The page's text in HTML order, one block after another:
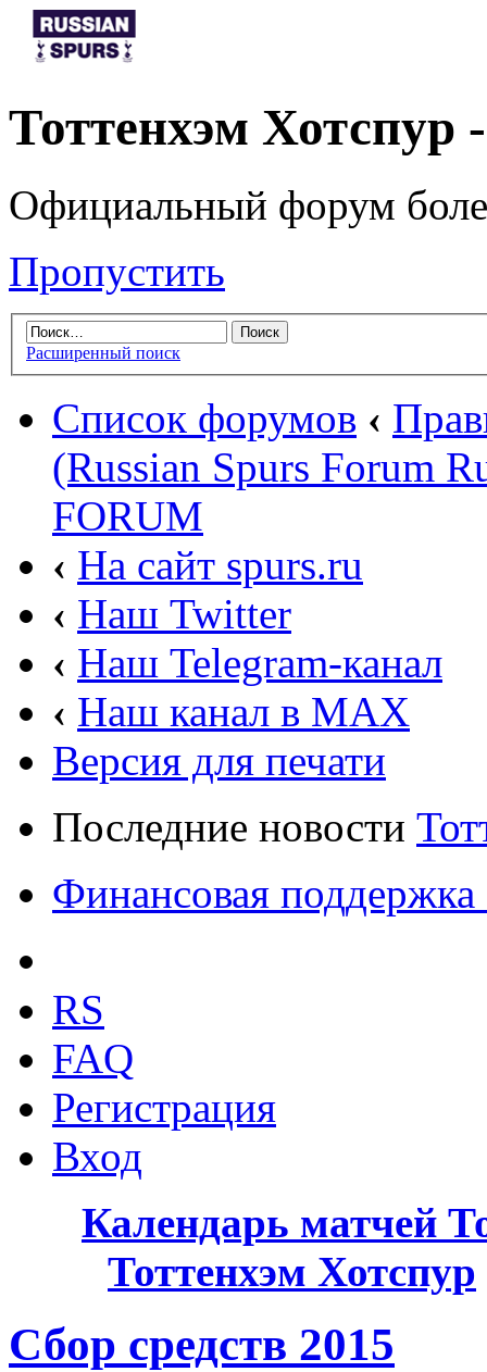
Тоттенхэм
Официальный форум
Пропустить
Расширенный поиск
Список форумов ‹
(Russian Spurs Forum
FORUM
‹ На сайт spurs.ru
‹ Наш Twitter
‹ Наш Telegram-канал
‹ Наш канал в MAX
Версия для печати
Последние новости
Финансовая поддержка
RS
FAQ
Регистрация
Вход
Календарь матчей
Тоттенхэм Хотспур
Сбор средств 2015